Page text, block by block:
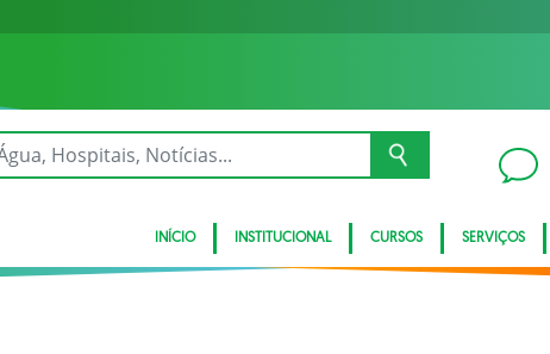
INÍCIO INSTITUCIONAL CURSOS SERVIÇOS